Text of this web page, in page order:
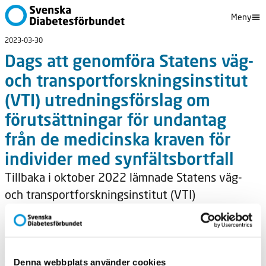
Denna webbplats använder cookies
Meny
2023-03-30
Dags att genomföra Statens väg-
och transportforskningsinstitut
(VTI) utredningsförslag om
förutsättningar för undantag
från de medicinska kraven för
individer med synfältsbortfall
Tillbaka i oktober 2022 lämnade Statens väg-
och transportforskningsinstitut (VTI)
utredningsförslag till regeringen. Uppdraget var
att utreda förutsättningarna för
föreskrifterna med avseende på synfältsbortfall